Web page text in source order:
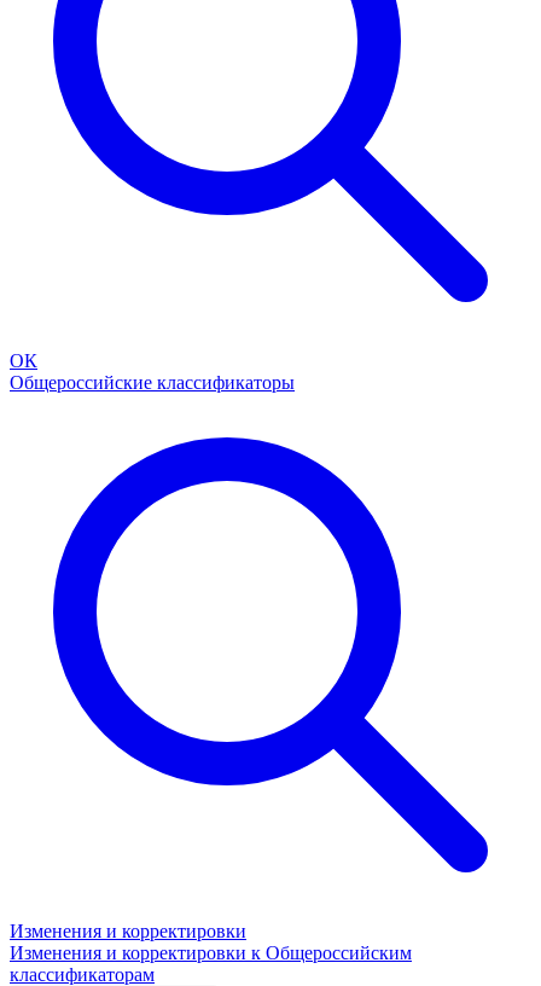
ОК
Общероссийские классификаторы
Изменения и корректировки
Изменения и корректировки к Общероссийским
классификаторам